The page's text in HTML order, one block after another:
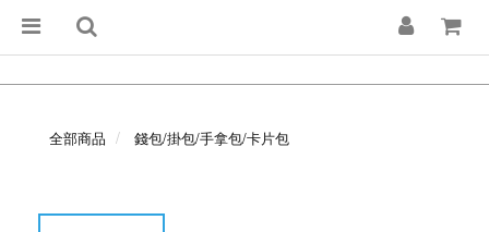
全部商品 錢包/掛包/手拿包/卡片包